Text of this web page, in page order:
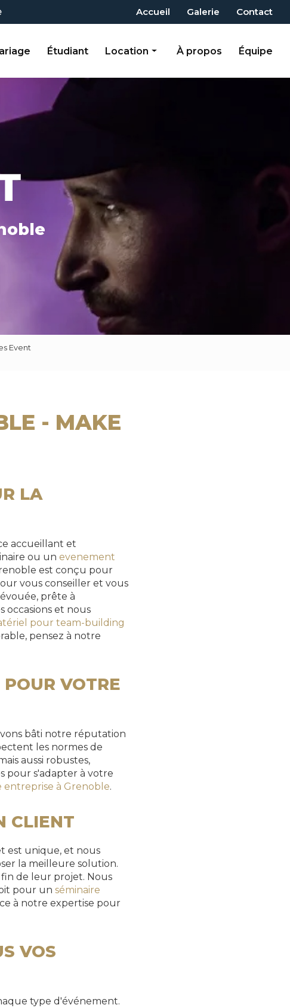
Accueil Galerie
Contact
Étudiant Location
Mobilier
Activités gonflables
Team-Building
Décorations
À propos Équipe
Event
- MAKE
LA
accueillant et
ou un evenement
est conçu pour
vous conseiller et vous
prête à
occasions et nous
pour team-building
pensez à notre
VOTRE
bâti notre réputation
les normes de
aussi robustes,
pour s'adapter à votre
entreprise à Grenoble.
CLIENT
est unique, et nous
la meilleure solution.
de leur projet. Nous
pour un séminaire
à notre expertise pour
VOS
type d'événement.